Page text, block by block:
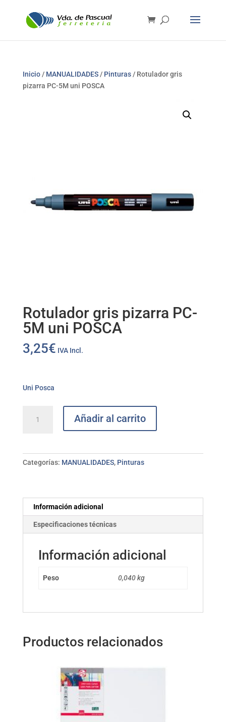
Inicio/ MANUALIDADES/ Pinturas/ Rotulador gris
pizarra PC-5M uni POSCA
Rotulador gris pizarra PC-
5M uni POSCA
3,25€ IVA Incl.
Uni Posca
Añadir al carrito
Categorías: MANUALIDADES, Pinturas
Información adicional
Especificaciones técnicas
Información adicional
Peso 0,040 kg
Productos relacionados